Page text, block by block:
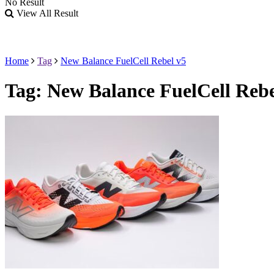
No Result
View All Result
Home Tag New Balance FuelCell Rebel v5
Tag: New Balance FuelCell